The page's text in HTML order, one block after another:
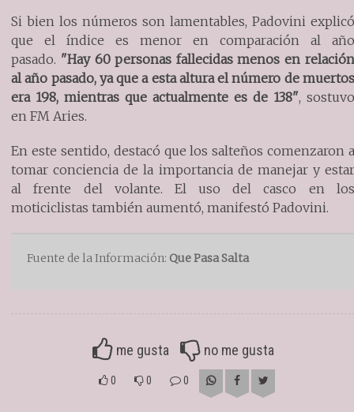
Si bien los números son lamentables, Padovini explicó
que el índice es menor en comparación al año
pasado. "Hay 60 personas fallecidas menos en relación
al año pasado, ya que a esta altura el número de muertos
era 198, mientras que actualmente es de 138", sostuvo
en FM Aries.
En este sentido, destacó que los salteños comenzaron a
tomar conciencia de la importancia de manejar y estar
al frente del volante. El uso del casco en los
moticiclistas también aumentó, manifestó Padovini.
Fuente de la Información: Que Pasa Salta
me gusta no me gusta
0 0 0